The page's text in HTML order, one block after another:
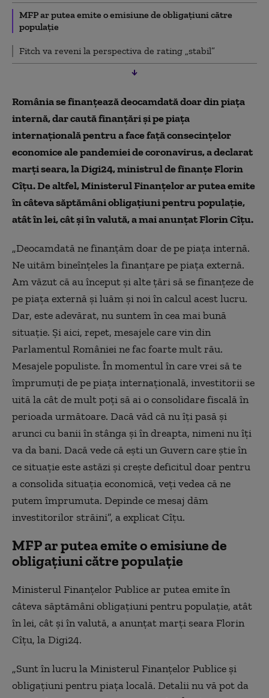
MFP ar putea emite o emisiune de obligațiuni către
populație
Fitch va reveni la perspectiva de rating „stabil”
România se finanţează deocamdată doar din piaţa
internă, dar caută finanţări şi pe piaţa
internaţională pentru a face față consecințelor
economice ale pandemiei de coronavirus, a declarat
marți seara, la Digi24, ministrul de finanțe Florin
Cîțu. De altfel, Ministerul Finanțelor ar putea emite
în câteva săptămâni obligaţiuni pentru populaţie,
atât în lei, cât şi în valută, a mai anunțat Florin Cîţu.
„Deocamdată ne finanţăm doar de pe piaţa internă.
Ne uităm bineînţeles la finanţare pe piaţa externă.
Am văzut că au început şi alte ţări să se finanţeze de
pe piaţa externă şi luăm şi noi în calcul acest lucru.
Dar, este adevărat, nu suntem în cea mai bună
situaţie. Şi aici, repet, mesajele care vin din
Parlamentul României ne fac foarte mult rău.
Mesajele populiste. În momentul în care vrei să te
împrumuţi de pe piaţa internaţională, investitorii se
uită la cât de mult poţi să ai o consolidare fiscală în
perioada următoare. Dacă văd că nu îţi pasă şi
arunci cu banii în stânga şi în dreapta, nimeni nu îţi
va da bani. Dacă vede că eşti un Guvern care ştie în
ce situaţie este astăzi şi creşte deficitul doar pentru
a consolida situaţia economică, veţi vedea că ne
putem împrumuta. Depinde ce mesaj dăm
investitorilor străini”, a explicat Cîţu.
MFP ar putea emite o emisiune de
obligațiuni către populație
Ministerul Finanţelor Publice ar putea emite în
câteva săptămâni obligaţiuni pentru populaţie, atât
în lei, cât şi în valută, a anunţat marţi seara Florin
Cîţu, la Digi24.
„Sunt în lucru la Ministerul Finanţelor Publice şi
obligaţiuni pentru piaţa locală. Detalii nu vă pot da